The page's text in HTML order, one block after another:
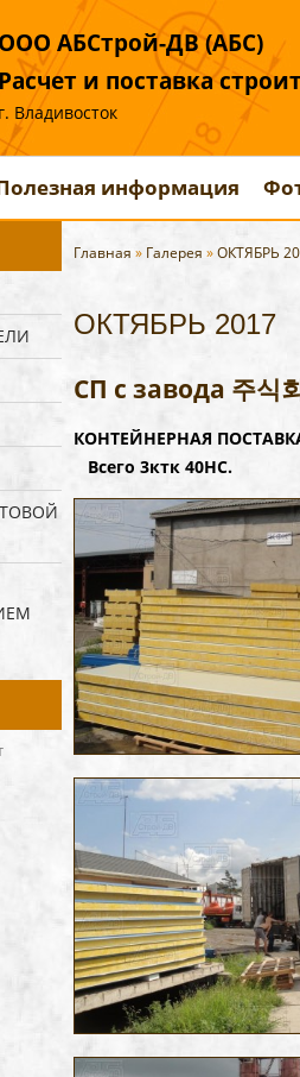
ООО АБСтрой-ДВ (АБС)
Расчет и поставка
г. Владивосток
информация
Главная » Галерея »ОКТЯБРЬ
ОКТЯБРЬ 2017
СП с завода 주식
КОНТЕЙНЕРНАЯ
Всего 3ктк 40НС.